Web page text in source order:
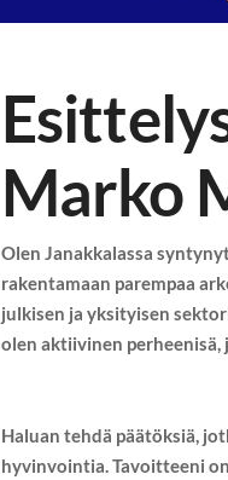
Marko
Olen Janakkalassa
rakentamaan parempaa
julkisen ja yksityisen
olen aktiivinen perheenisä,
Haluan tehdä päätöksiä,
hyvinvointia. Tavoitteeni